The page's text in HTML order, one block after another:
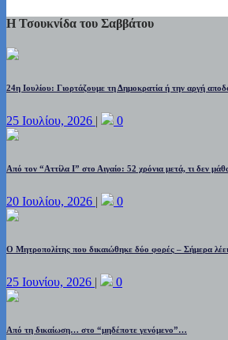
Η Τσουκνίδα του Σαββάτου
24η Ιουλίου: Γιορτάζουμε τη Δημοκρατία ή την αργή
25 Ιουλίου, 2026 | 0
Από τον “Αττίλα Ι” στο Αιγαίο: 52 χρόνια μετά, τι δεν
20 Ιουλίου, 2026 | 0
Ο Μητροπολίτης που δικαιώθηκε δύο φορές – Σήμερα
25 Ιουνίου, 2026 | 0
Από τη δικαίωση… στο “μηδέποτε γενόμενο”…